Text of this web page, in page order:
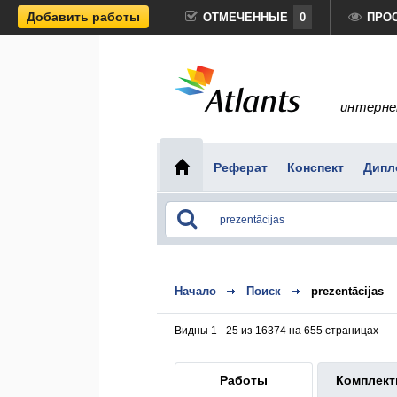
Добавить работы ОТМЕЧЕННЫЕ 0
Реферат Конспект
Начало Поиск prezentācijas
Видны 1 - 25 из 16374 на 655 страницах
Работы